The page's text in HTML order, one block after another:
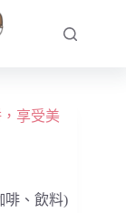
享受美
啡、飲料)